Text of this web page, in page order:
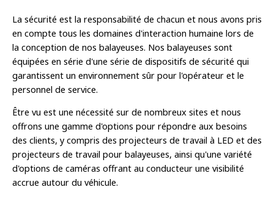
La sécurité est la responsabilité de chacun et nous avons pris
en compte tous les domaines d'interaction humaine lors de
la conception de nos balayeuses. Nos balayeuses sont
équipées en série d'une série de dispositifs de sécurité qui
garantissent un environnement sûr pour l'opérateur et le
personnel de service.
Être vu est une nécessité sur de nombreux sites et nous
offrons une gamme d'options pour répondre aux besoins
des clients, y compris des projecteurs de travail à LED et des
projecteurs de travail pour balayeuses, ainsi qu'une variété
d'options de caméras offrant au conducteur une visibilité
accrue autour du véhicule.